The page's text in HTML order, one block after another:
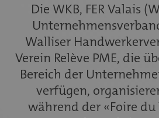
Die WKB, FER Valais
Walliser
Verein Relève PME, die
Bereich der
verfügen,
während der «Foire du